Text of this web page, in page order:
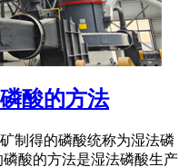
酸的方法
制得的磷酸统称为湿法磷
酸的方法是湿法磷酸生产